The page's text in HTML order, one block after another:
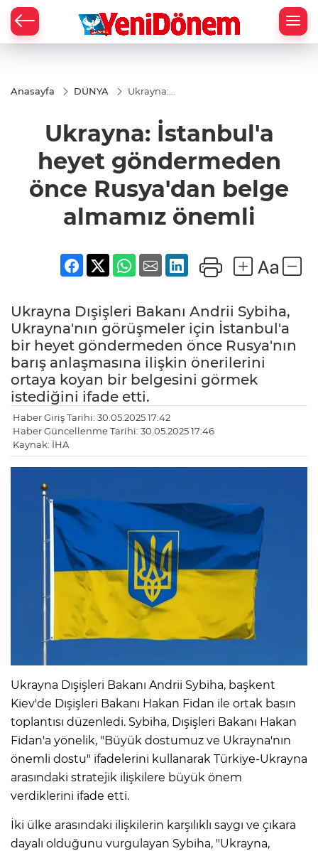
Anasayfa DÜNYA
Ukrayna:
göndermeden
önce
belge
almamız
önemli
Ukrayna: İstanbul'a
heyet göndermeden
önce Rusya'dan belge
almamız önemli
Ukrayna Dışişleri Bakanı Andrii Sybiha,
Ukrayna'nın görüşmeler için İstanbul'a
bir heyet göndermeden önce Rusya'nın
barış anlaşmasına ilişkin önerilerini
ortaya koyan bir belgesini görmek
istediğini ifade etti.
Haber Giriş Tarihi: 30.05.2025 17:42
Haber Güncellenme Tarihi: 30.05.2025 17:46
Kaynak: İHA
Ukrayna Dışişleri Bakanı Andrii Sybiha, başkent
Kiev'de Dışişleri Bakanı Hakan Fidan ile ortak basın
toplantısı düzenledi. Sybiha, Dışişleri Bakanı Hakan
Fidan'a yönelik, "Büyük dostumuz ve Ukrayna'nın
önemli dostu" ifadelerini kullanarak Türkiye-Ukrayna
arasındaki stratejik ilişkilere büyük önem
verdiklerini ifade etti.
İki ülke arasındaki ilişkilerin karşılıklı saygı ve çıkara
dayalı olduğunu vurgulayan Sybiha, "Ukrayna,